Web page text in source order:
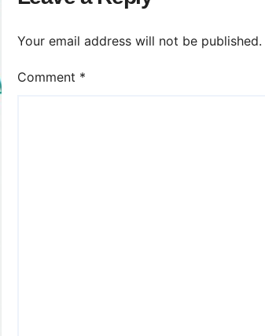
Your email address will not be published.
Comment *